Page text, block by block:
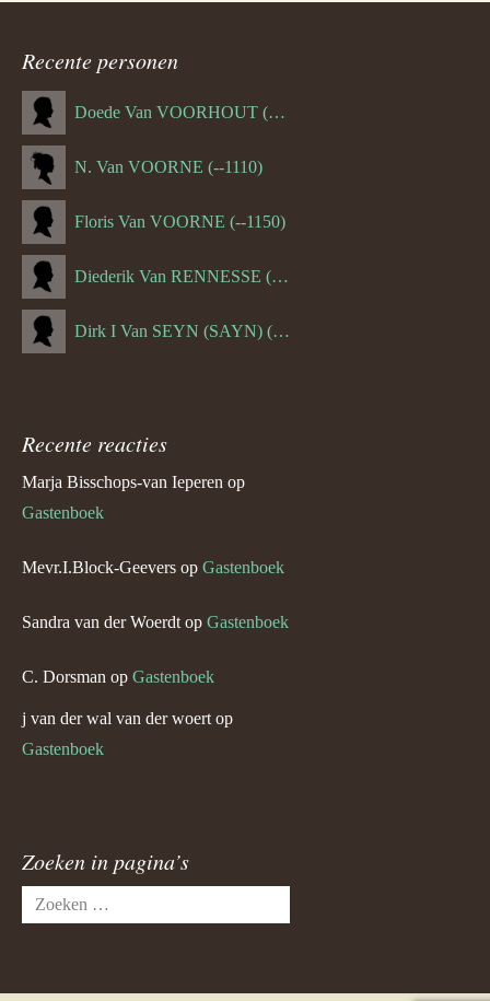
Recente personen
Doede Van VOORHOUT (Van FORNEHOLT) (--1101)
N. Van VOORNE (--1110)
Floris Van VOORNE (--1150)
Diederik Van RENNESSE (--1144)
Dirk I Van SEYN (SAYN) (--1120)
Recente reacties
Marja Bisschops-van Ieperen op
Gastenboek
Mevr.I.Block-Geevers op Gastenboek
Sandra van der Woerdt op Gastenboek
C. Dorsman op Gastenboek
j van der wal van der woert op
Gastenboek
Zoeken in pagina’s
Zoeken
naar: